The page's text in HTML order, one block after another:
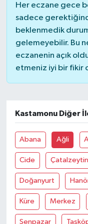
Her eczane gece
sadece
beklenmedik
gelemeyebilir. Bu
eczanenin açık
etmeniz iyi bir fikir
Kastamonu Diğer
Abana Ağli
Cide Çatalzeytin
Doğanyurt
Küre Merkez
Şenpazar
Bilim
Genel
Bilim,